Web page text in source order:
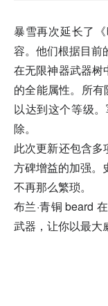
暴雪再次延长了
容。他们根据目前
在无限神器武器树
的全能属性。所
以达到这个等级
除。
此次更新还包含
方碑增益的加强。
不再那么繁琐。
布兰·青铜 beard
武器，让你以最大